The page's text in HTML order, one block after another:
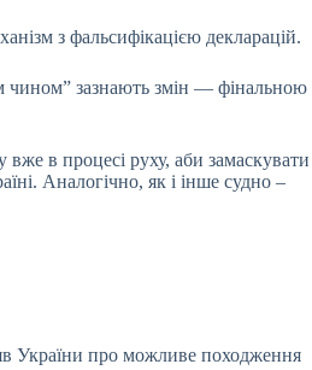
з фальсифікацією декларацій.
чином” зазнають змін — фінальною
в процесі руху, аби замаскувати
Аналогічно, як і інше судно –
України про можливе походження